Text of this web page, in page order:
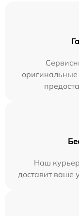
оригинальные
Наш
доставит ваше